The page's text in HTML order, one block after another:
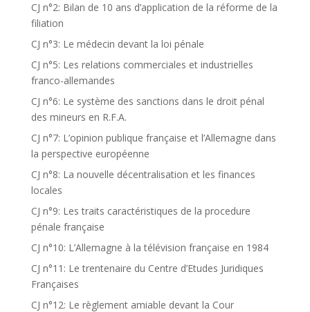
CJ n°2: Bilan de 10 ans d’application de la réforme de la
filiation
CJ n°3: Le médecin devant la loi pénale
CJ n°5: Les relations commerciales et industrielles
franco-allemandes
CJ n°6: Le système des sanctions dans le droit pénal
des mineurs en R.F.A.
CJ n°7: L’opinion publique française et l’Allemagne dans
la perspective européenne
CJ n°8: La nouvelle décentralisation et les finances
locales
CJ n°9: Les traits caractéristiques de la procedure
pénale française
CJ n°10: L’Allemagne à la télévision française en 1984
CJ n°11: Le trentenaire du Centre d’Etudes Juridiques
Françaises
CJ n°12: Le règlement amiable devant la Cour